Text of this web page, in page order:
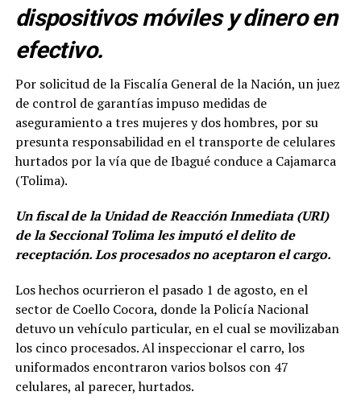
dispositivos móviles y dinero en
efectivo.
Por solicitud de la Fiscalía General de la Nación, un juez
de control de garantías impuso medidas de
aseguramiento a tres mujeres y dos hombres, por su
presunta responsabilidad en el transporte de celulares
hurtados por la vía que de Ibagué conduce a Cajamarca
(Tolima).
Un fiscal de la Unidad de Reacción Inmediata (URI)
de la Seccional Tolima les imputó el delito de
receptación. Los procesados no aceptaron el cargo.
Los hechos ocurrieron el pasado 1 de agosto, en el
sector de Coello Cocora, donde la Policía Nacional
detuvo un vehículo particular, en el cual se movilizaban
los cinco procesados. Al inspeccionar el carro, los
uniformados encontraron varios bolsos con 47
celulares, al parecer, hurtados.